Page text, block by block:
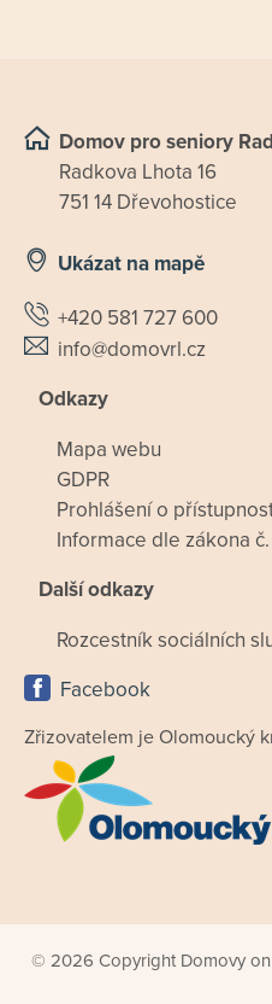
Domov pro seniory
Radkova Lhota 16
751 14 Dřevohostice
Ukázat na mapě
+420 581 727 600
info@domovrl.cz
Odkazy
Mapa webu
GDPR
Prohlášení o
Informace dle zákona
Další odkazy
Rozcestník sociálních
Facebook
Zřizovatelem je Olomoucký
© 2026 Copyright Domovy